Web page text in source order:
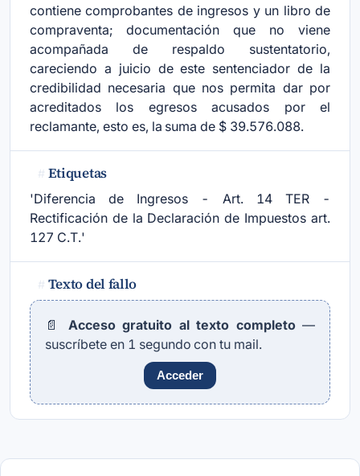
contiene comprobantes de ingresos y un libro de
compraventa; documentación que no viene
acompañada de respaldo sustentatorio,
careciendo a juicio de este sentenciador de la
credibilidad necesaria que nos permita dar por
acreditados los egresos acusados por el
reclamante, esto es, la suma de $ 39.576.088.
# Etiquetas
'Diferencia de Ingresos - Art. 14 TER -
Rectificación de la Declaración de Impuestos art.
127 C.T.'
# Texto del fallo
📄 Acceso gratuito al texto completo—
suscríbete en 1 segundo con tu mail.
Acceder